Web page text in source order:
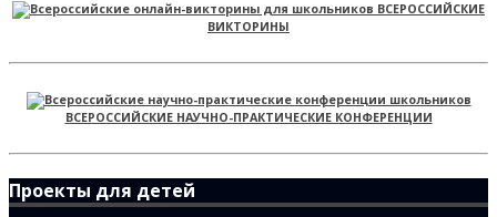
ВСЕРОССИЙСКИЕ
ВИКТОРИНЫ
ВСЕРОССИЙСКИЕ НАУЧНО-ПРАКТИЧЕСКИЕ КОНФЕРЕНЦИИ
Проекты для детей